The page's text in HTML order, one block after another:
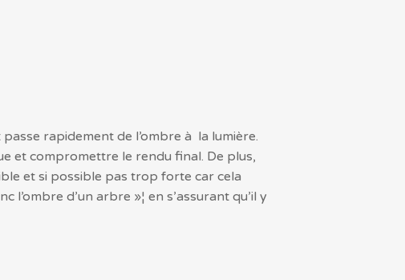
rapidement de l’ombre à la lumière.
et compromettre le rendu final. De plus,
et si possible pas trop forte car cela
d’un arbre »¦ en s’assurant qu’il y